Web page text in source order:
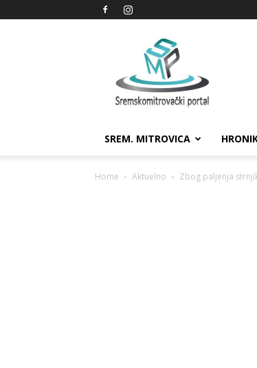
Sremskomitrovački
portal
SREM. MITROVICA
Home Aktuelno Zbog paljenja